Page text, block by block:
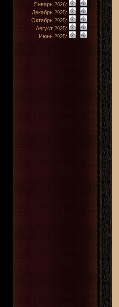
Январь 2026:
|
Декабрь 2025:
|
Октябрь 2025:
|
Август 2025:
|
Июнь 2025:
|